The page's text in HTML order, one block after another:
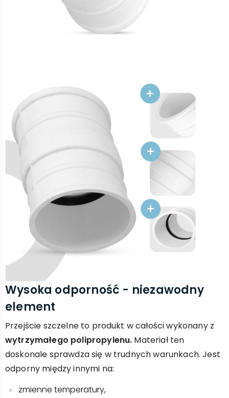
Wysoka odporność - niezawodny
element
Przejście szczelne to produkt w całości wykonany z
wytrzymałego polipropylenu. Materiał ten
doskonale sprawdza się w trudnych warunkach. Jest
odporny między innymi na:
zmienne temperatury,